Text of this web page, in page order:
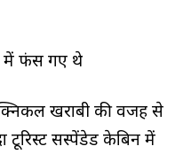
में फंस गए थे
खराबी की वजह से
टूरिस्ट सस्पेंडेड केबिन में